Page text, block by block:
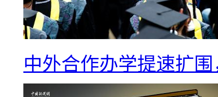
中外合作办学提速扩